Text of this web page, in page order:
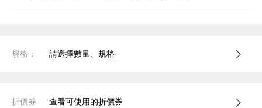
規格： 請選擇數量、規格
折價券 查看可使用的折價券